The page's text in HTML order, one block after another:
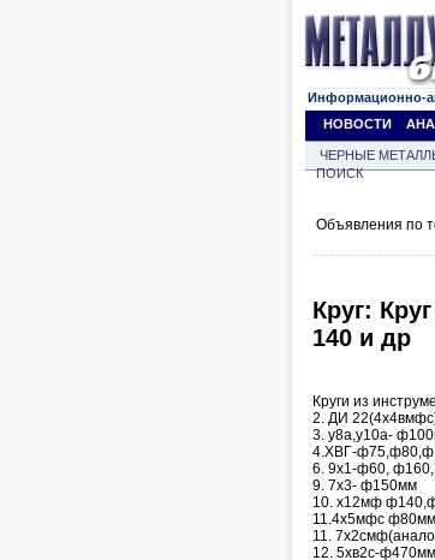
Информационно-
НОВОСТИ
ЧЕРНЫЕ
ПОИСК
Объявления по
Круг:
140 и др
Круги из
2. ДИ
3. у8а,у10а-
4.ХВГ-
6. 9х1-ф60,
9. 7х3- ф150мм
10. х12мф
11.4х5мфс
11.
12. 5хв2с-